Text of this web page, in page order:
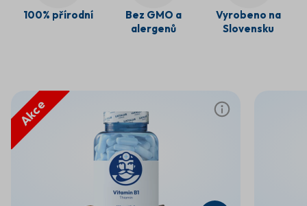
100% přírodní
Bez GMO a
alergenů
Vyrobeno na
Slovensku
Akce